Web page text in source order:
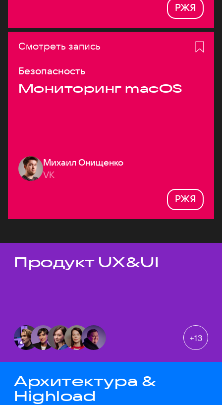
РЖЯ
Смотреть запись
Безопасность
Мониторинг macOS
Михаил Онищенко
VK
РЖЯ
Темы докладов
Продукт UX&UI
+13
Архитектура &
Highload